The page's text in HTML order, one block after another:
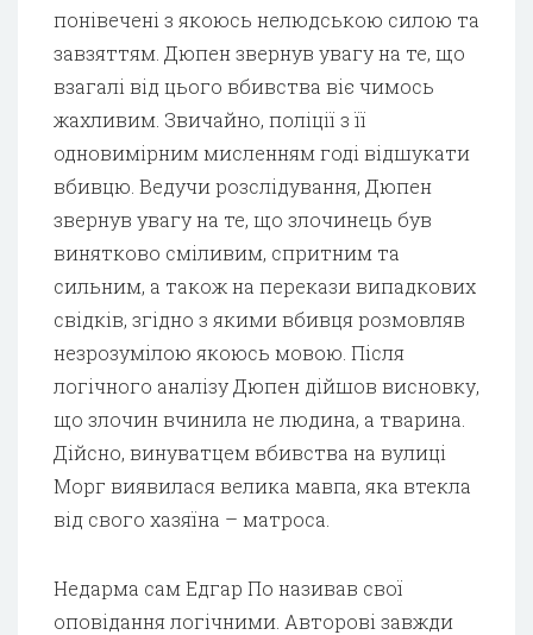
понівечені з якоюсь нелюдською силою та
завзяттям. Дюпен звернув увагу на те, що
взагалі від цього вбивства віє чимось
жахливим. Звичайно, поліції з її
одновимірним мисленням годі відшукати
вбивцю. Ведучи розслідування, Дюпен
звернув увагу на те, що злочинець був
винятково сміливим, спритним та
сильним, а також на перекази випадкових
свідків, згідно з якими вбивця розмовляв
незрозумілою якоюсь мовою. Після
логічного аналізу Дюпен дійшов висновку,
що злочин вчинила не людина, а тварина.
Дійсно, винуватцем вбивства на вулиці
Морг виявилася велика мавпа, яка втекла
від свого хазяїна – матроса.
Недарма сам Едгар По називав свої
оповідання логічними. Авторові завжди